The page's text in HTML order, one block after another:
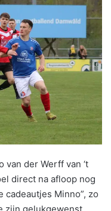
van der Werff van ‘t
direct na afloop nog
cadeautjes Minno”, zo